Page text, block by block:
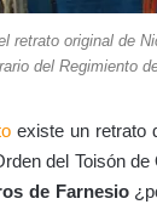
retrato original de
del Regimiento
existe un retrato
del Toisón
de Farnesio